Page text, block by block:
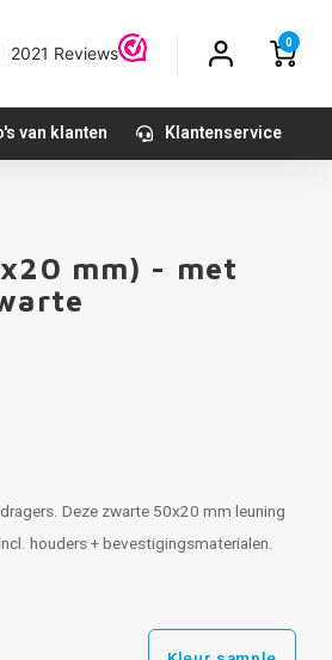
0
van klanten Klantenservice
mm) - met
Deze zwarte 50x20 mm leuning
houders + bevestigingsmaterialen.